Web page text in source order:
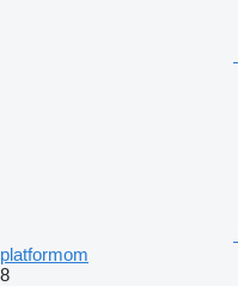
platformom
8